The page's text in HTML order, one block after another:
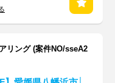
リング (案件NO/sseA2